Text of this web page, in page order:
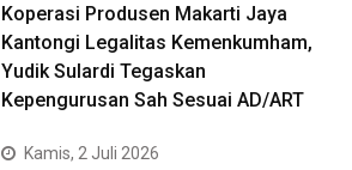
Koperasi Produsen Makarti Jaya
Kantongi Legalitas Kemenkumham,
Yudik Sulardi Tegaskan
Kepengurusan Sah Sesuai AD/ART
Kamis, 2 Juli 2026